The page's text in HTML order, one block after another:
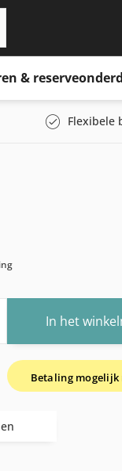
&
Flexibele
In het
Betaling mogelijk